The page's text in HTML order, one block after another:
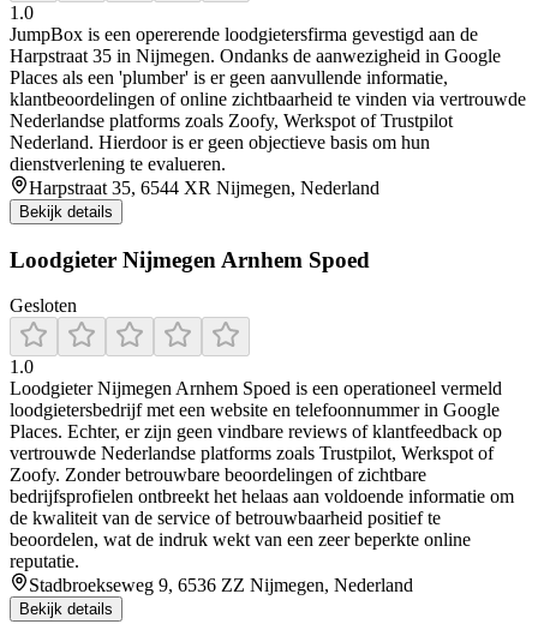
1.0
JumpBox is een opererende loodgietersfirma gevestigd aan de
Harpstraat 35 in Nijmegen. Ondanks de aanwezigheid in Google
Places als een 'plumber' is er geen aanvullende informatie,
klantbeoordelingen of online zichtbaarheid te vinden via vertrouwde
Nederlandse platforms zoals Zoofy, Werkspot of Trustpilot
Nederland. Hierdoor is er geen objectieve basis om hun
dienstverlening te evalueren.
Harpstraat 35, 6544 XR Nijmegen, Nederland
Bekijk details
Loodgieter Nijmegen Arnhem Spoed
Gesloten
1.0
Loodgieter Nijmegen Arnhem Spoed is een operationeel vermeld
loodgietersbedrijf met een website en telefoonnummer in Google
Places. Echter, er zijn geen vindbare reviews of klantfeedback op
vertrouwde Nederlandse platforms zoals Trustpilot, Werkspot of
Zoofy. Zonder betrouwbare beoordelingen of zichtbare
bedrijfsprofielen ontbreekt het helaas aan voldoende informatie om
de kwaliteit van de service of betrouwbaarheid positief te
beoordelen, wat de indruk wekt van een zeer beperkte online
reputatie.
Stadbroekseweg 9, 6536 ZZ Nijmegen, Nederland
Bekijk details